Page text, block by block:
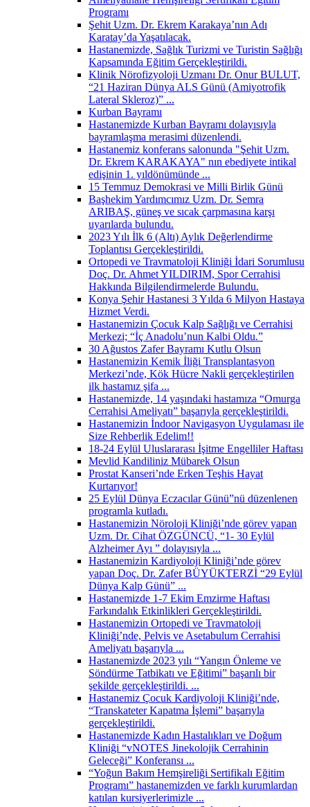
Programı
Şehit Uzm. Dr. Ekrem Karakaya’nın Adı
Karatay’da Yaşatılacak.
Hastanemizde, Sağlık Turizmi ve Turistin Sağlığı
Kapsamında Eğitim Gerçekleştirildi.
Klinik Nörofizyoloji Uzmanı Dr. Onur BULUT,
“21 Haziran Dünya ALS Günü (Amiyotrofik
Lateral Skleroz)” ...
Kurban Bayramı
Hastanemizde Kurban Bayramı dolayısıyla
bayramlaşma merasimi düzenlendi.
Hastanemiz konferans salonunda "Şehit Uzm.
Dr. Ekrem KARAKAYA" nın ebediyete intikal
edişinin 1. yıldönümünde ...
15 Temmuz Demokrasi ve Milli Birlik Günü
Başhekim Yardımcımız Uzm. Dr. Semra
ARIBAŞ, güneş ve sıcak çarpmasına karşı
uyarılarda bulundu.
2023 Yılı İlk 6 (Altı) Aylık Değerlendirme
Toplantısı Gerçekleştirildi.
Ortopedi ve Travmatoloji Kliniği İdari Sorumlusu
Doç. Dr. Ahmet YILDIRIM, Spor Cerrahisi
Hakkında Bilgilendirmelerde Bulundu.
Konya Şehir Hastanesi 3 Yılda 6 Milyon Hastaya
Hizmet Verdi.
Hastanemizin Çocuk Kalp Sağlığı ve Cerrahisi
Merkezi; “İç Anadolu’nun Kalbi Oldu.”
30 Ağustos Zafer Bayramı Kutlu Olsun
Hastanemizin Kemik İliği Transplantasyon
Merkezi’nde, Kök Hücre Nakli gerçekleştirilen
ilk hastamız şifa ...
Hastanemizde, 14 yaşındaki hastamıza “Omurga
Cerrahisi Ameliyatı” başarıyla gerçekleştirildi.
Hastanemizin İndoor Navigasyon Uygulaması ile
Size Rehberlik Edelim!!
18-24 Eylül Uluslararası İşitme Engelliler Haftası
Mevlid Kandiliniz Mübarek Olsun
Prostat Kanseri’nde Erken Teşhis Hayat
Kurtarıyor!
25 Eylül Dünya Eczacılar Günü”nü düzenlenen
programla kutladı.
Hastanemizin Nöroloji Kliniği’nde görev yapan
Uzm. Dr. Cihat ÖZGÜNCÜ, “1- 30 Eylül
Alzheimer Ayı ” dolayısıyla ...
Hastanemizin Kardiyoloji Kliniği’nde görev
yapan Doç. Dr. Zafer BÜYÜKTERZİ “29 Eylül
Dünya Kalp Günü” ...
Hastanemizde 1-7 Ekim Emzirme Haftası
Farkındalık Etkinlikleri Gerçekleştirildi.
Hastanemizin Ortopedi ve Travmatoloji
Kliniği’nde, Pelvis ve Asetabulum Cerrahisi
Ameliyatı başarıyla ...
Hastanemizde 2023 yılı “Yangın Önleme ve
Söndürme Tatbikatı ve Eğitimi” başarılı bir
şekilde gerçekleştirildi. ...
Hastanemiz Çocuk Kardiyoloji Kliniği’nde,
“Transkateter Kapatma İşlemi” başarıyla
gerçekleştirildi.
Hastanemizde Kadın Hastalıkları ve Doğum
Kliniği “vNOTES Jinekolojik Cerrahinin
Geleceği” Konferansı ...
“Yoğun Bakım Hemşireliği Sertifikalı Eğitim
Programı” hastanemizden ve farklı kurumlardan
katılan kursiyerlerimizle ...